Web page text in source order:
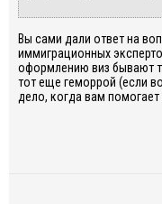
Вы сами дали ответ на
иммиграционных
оформлению виз бывают
тот еще геморрой (если
дело, когда вам помогает